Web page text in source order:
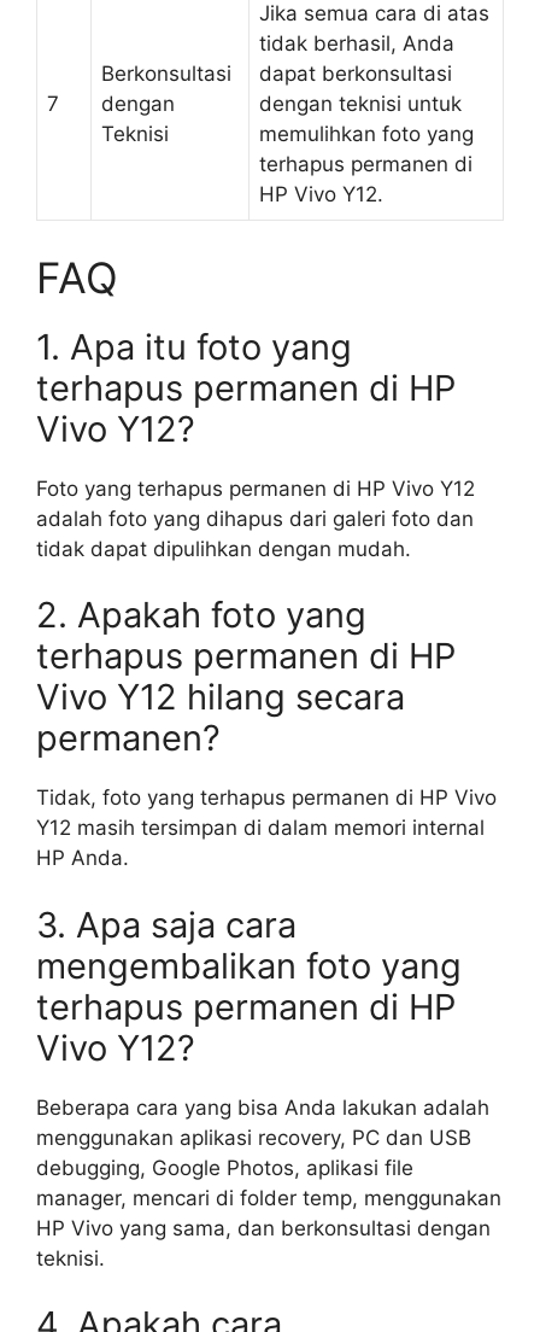
7
Berkonsultasi
dengan
Teknisi
Jika semua cara di atas
tidak berhasil, Anda
dapat berkonsultasi
dengan teknisi untuk
memulihkan foto yang
terhapus permanen di
HP Vivo Y12.
FAQ
1. Apa itu foto yang
terhapus permanen di HP
Vivo Y12?
Foto yang terhapus permanen di HP Vivo Y12
adalah foto yang dihapus dari galeri foto dan
tidak dapat dipulihkan dengan mudah.
2. Apakah foto yang
terhapus permanen di HP
Vivo Y12 hilang secara
permanen?
Tidak, foto yang terhapus permanen di HP Vivo
Y12 masih tersimpan di dalam memori internal
HP Anda.
3. Apa saja cara
mengembalikan foto yang
terhapus permanen di HP
Vivo Y12?
Beberapa cara yang bisa Anda lakukan adalah
menggunakan aplikasi recovery, PC dan USB
debugging, Google Photos, aplikasi file
manager, mencari di folder temp, menggunakan
HP Vivo yang sama, dan berkonsultasi dengan
teknisi.